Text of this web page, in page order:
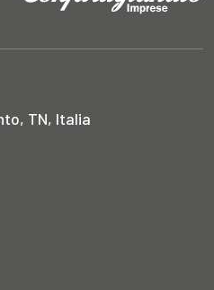
TN, Italia